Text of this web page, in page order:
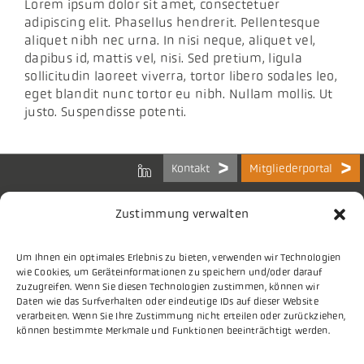
Zustimmung verwalten
Um Ihnen ein optimales Erlebnis zu bieten, verwenden wir Technologien
wie Cookies, um Geräteinformationen zu speichern und/oder darauf
zuzugreifen. Wenn Sie diesen Technologien zustimmen, können wir
Daten wie das Surfverhalten oder eindeutige IDs auf dieser Website
verarbeiten. Wenn Sie Ihre Zustimmung nicht erteilen oder zurückziehen,
können bestimmte Merkmale und Funktionen beeinträchtigt werden.
Aktuelles
Podcast
Lorem ipsum dolor sit amet, consectetuer
adipiscing elit. Phasellus hendrerit. Pellentesque
aliquet nibh nec urna. In nisi neque, aliquet vel,
dapibus id, mattis vel, nisi. Sed pretium, ligula
sollicitudin laoreet viverra, tortor libero sodales leo,
eget blandit nunc tortor eu nibh. Nullam mollis. Ut
justo. Suspendisse potenti.
Kontakt Mitgliederportal
Bundes-Arbeitsgemeinschaft
der Kommunalen IT-Dienstleister e.V.
Charlottenstraße 65
10117 Berlin